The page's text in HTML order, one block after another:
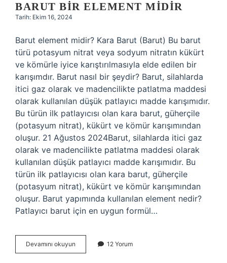
BARUT BIR ELEMENT MIDIR
Tarih: Ekim 16, 2024
Barut element midir? Kara Barut (Barut) Bu barut
türü potasyum nitrat veya sodyum nitratın kükürt
ve kömürle iyice karıştırılmasıyla elde edilen bir
karışımdır. Barut nasıl bir şeydir? Barut, silahlarda
itici gaz olarak ve madencilikte patlatma maddesi
olarak kullanılan düşük patlayıcı madde karışımıdır.
Bu türün ilk patlayıcısı olan kara barut, güherçile
(potasyum nitrat), kükürt ve kömür karışımından
oluşur. 21 Ağustos 2024Barut, silahlarda itici gaz
olarak ve madencilikte patlatma maddesi olarak
kullanılan düşük patlayıcı madde karışımıdır. Bu
türün ilk patlayıcısı olan kara barut, güherçile
(potasyum nitrat), kükürt ve kömür karışımından
oluşur. Barut yapımında kullanılan element nedir?
Patlayıcı barut için en uygun formül…
Devamını okuyun
Bir
12 Yorum